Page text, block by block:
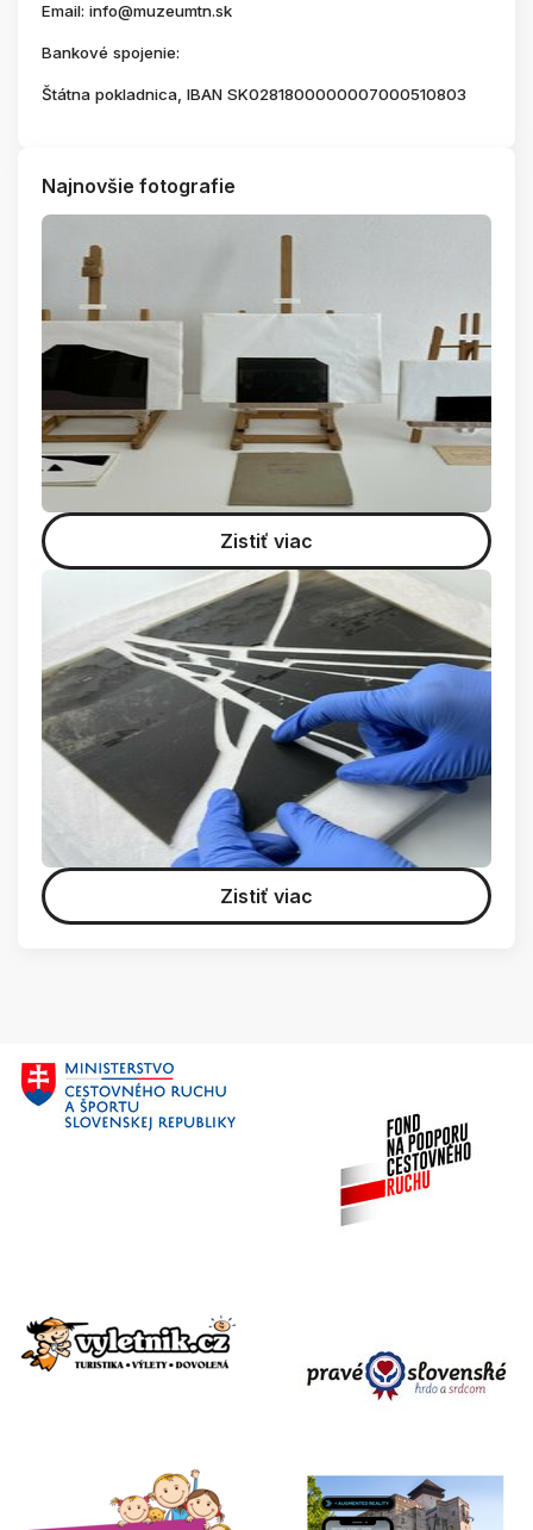
Email: info@muzeumtn.sk
Bankové spojenie:
Štátna pokladnica, IBAN SK0281800000007000510803
Najnovšie fotografie
Zistiť viac
Zistiť viac